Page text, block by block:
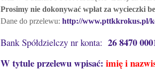
Prosimy nie dokonywać wpłat za wycieczki
Dane do przelewu: http://www.pttkkrokus.pl/
Bank Spółdzielczy nr konta: 26 8470
W tytule przelewu wpisać: imię i